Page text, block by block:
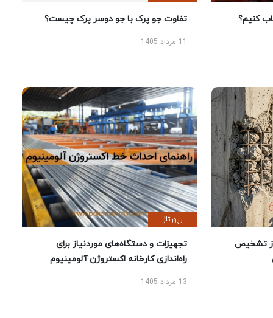
کنیم؟ تفاوت جو پرک با جو دوسر پرک چیست؟
تشخیص
رپورتاژ
تجهیزات و دستگاه‌های موردنیاز برای
راه‌اندازی کارخانه اکستروژن آلومینیوم
13 مرداد 1405